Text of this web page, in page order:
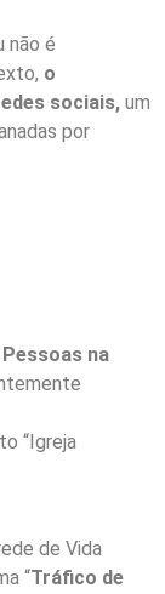
não é
o
sociais, um
por
na
“Igreja
de Vida
“Tráfico de